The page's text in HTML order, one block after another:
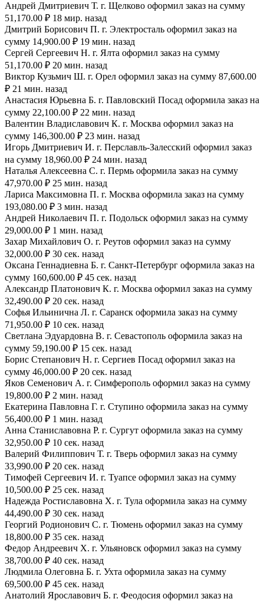
Андрей Дмитриевич Т. г. Щелково оформил заказ на сумму
51,170.00 ₽ 18 мир. назад
Дмитрий Борисович П. г. Электросталь оформил заказ на
сумму 14,900.00 ₽ 19 мин. назад
Сергей Сергеевич Н. г. Ялта оформил заказ на сумму
51,170.00 ₽ 20 мин. назад
Виктор Кузьмич Ш. г. Орел оформил заказ на сумму 87,600.00
₽ 21 мин. назад
Анастасия Юрьевна Б. г. Павловский Посад оформила заказ на
сумму 22,100.00 ₽ 22 мин. назад
Валентин Владиславович К. г. Москва оформил заказ на
сумму 146,300.00 ₽ 23 мин. назад
Игорь Дмитриевич И. г. Перславль-Залесский оформил заказ
на сумму 18,960.00 ₽ 24 мин. назад
Наталья Алексеевна С. г. Пермь оформила заказ на сумму
47,970.00 ₽ 25 мин. назад
Лариса Максимовна П. г. Москва оформила заказ на сумму
193,080.00 ₽ 3 мин. назад
Андрей Николаевич П. г. Подольск оформил заказ на сумму
29,000.00 ₽ 1 мин. назад
Захар Михайлович О. г. Реутов оформил заказ на сумму
32,000.00 ₽ 30 сек. назад
Оксана Геннадиевна Б. г. Санкт-Петербург оформила заказ на
сумму 160,600.00 ₽ 45 сек. назад
Александр Платонович К. г. Москва оформил заказ на сумму
32,490.00 ₽ 20 сек. назад
Софья Ильинична Л. г. Саранск оформила заказ на сумму
71,950.00 ₽ 10 сек. назад
Светлана Эдуардовна В. г. Севастополь оформила заказ на
сумму 59,190.00 ₽ 15 сек. назад
Борис Степанович Н. г. Сергиев Посад оформил заказ на
сумму 46,000.00 ₽ 20 сек. назад
Яков Семенович А. г. Симферополь оформил заказ на сумму
19,800.00 ₽ 2 мин. назад
Екатерина Павловна Г. г. Ступино оформила заказ на сумму
56,400.00 ₽ 1 мин. назад
Анна Станиславовна Р. г. Сургут оформила заказ на сумму
32,950.00 ₽ 10 сек. назад
Валерий Филиппович Т. г. Тверь оформил заказ на сумму
33,990.00 ₽ 20 сек. назад
Тимофей Сергеевич И. г. Туапсе оформил заказ на сумму
10,500.00 ₽ 25 сек. назад
Надежда Ростиславовна Х. г. Тула оформила заказ на сумму
44,490.00 ₽ 30 сек. назад
Георгий Родионович С. г. Тюмень оформил заказ на сумму
18,800.00 ₽ 35 сек. назад
Федор Андреевич Х. г. Ульяновск оформил заказ на сумму
38,700.00 ₽ 40 сек. назад
Людмила Олеговна Б. г. Ухта оформила заказ на сумму
69,500.00 ₽ 45 сек. назад
Анатолий Ярославович Б. г. Феодосия оформил заказ на